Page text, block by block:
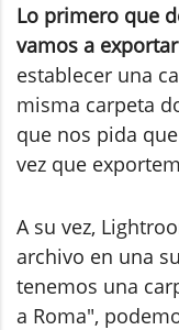
Lo primero que
vamos a
establecer una
misma carpeta
que nos pida
vez que
A su vez,
archivo en una
tenemos una
a Roma",